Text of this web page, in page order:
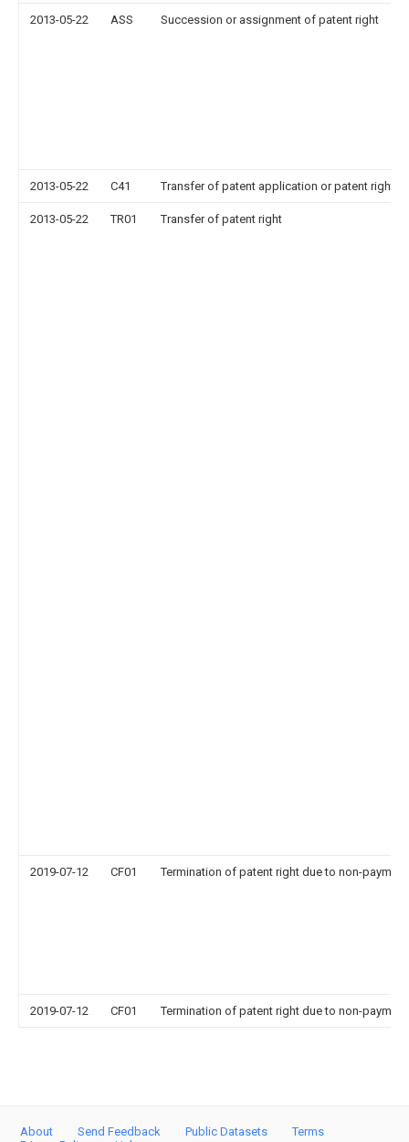
2013-05-22 ASS Succession or assignment of patent right
2013-05-22 C41 Transfer of patent application or patent right
2013-05-22 TR01 Transfer of patent right
2019-07-12 CF01 Termination of patent right due to non-
2019-07-12 CF01 Termination of patent right due to non-
About Send Feedback Public Datasets
Terms